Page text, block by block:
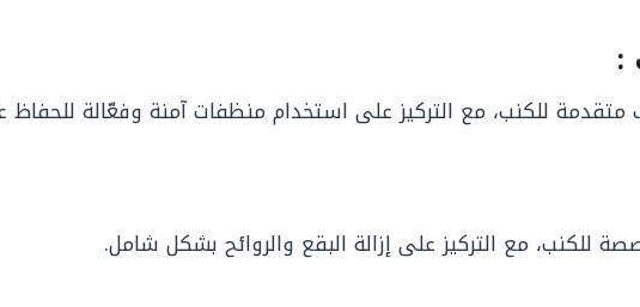
:
للكنب، مع التركيز على استخدام منظفات آمنة وفعّالة للحفاظ
مع التركيز على إزالة البقع والروائح بشكل شامل.